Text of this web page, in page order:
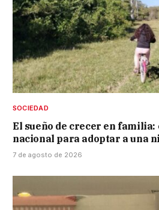
SOCIEDAD
El sueño de crecer en
nacional para adoptar a una
7 de agosto de 2026